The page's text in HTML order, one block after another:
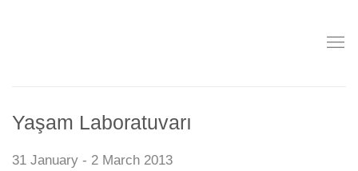
Yaşam Laboratuvarı
31 January - 2 March 2013